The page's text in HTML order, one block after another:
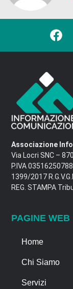
Associazione
Via Locri SNC –
P.IVA
1399/2017
REG. STAMPA
PAGINE WEB
Home
Chi Siamo
Servizi